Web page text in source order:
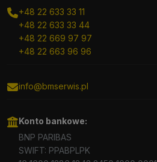
+48 22 633 33 11
+48 22 633 33 44
+48 22 669 97 97
+48 22 663 96 96
info@bmserwis.pl
Konto bankowe:
BNP PARIBAS
SWIFT: PPABPLPK